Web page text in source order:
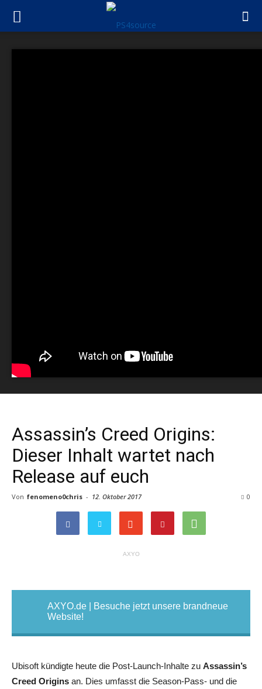
Assassin’s Creed Origins:
Dieser Inhalt wartet nach
Release auf euch
Von fenomeno0chris - 12. Oktober 2017 0
AXYO
AXYO.de | Besuche jetzt unsere brandneue
Website!
Ubisoft kündigte heute die Post-Launch-Inhalte zu Assassin’s
Creed Origins an. Dies umfasst die Season-Pass- und die